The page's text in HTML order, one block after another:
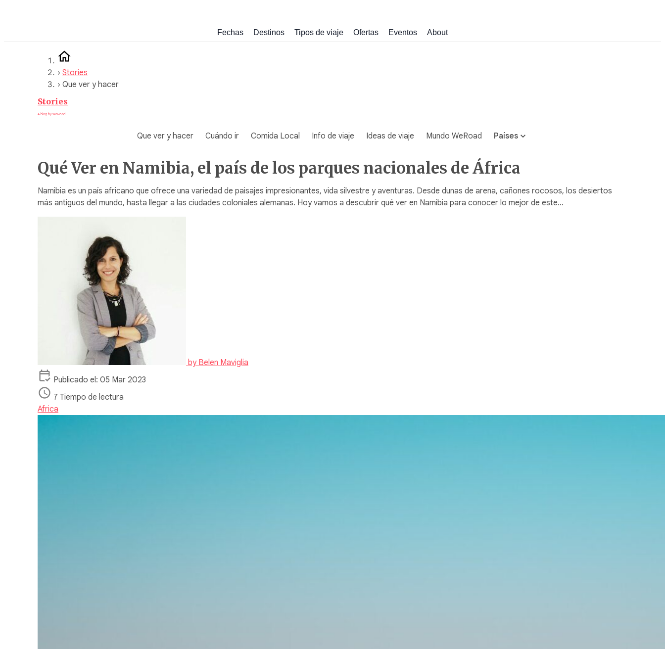
Fechas Destinos Tipos de viaje Ofertas Eventos About
› Stories
› Que ver y hacer
Stories
A blog by WeRoad
Que ver y hacer Cuándo ir Comida Local Info de viaje Ideas de viaje Mundo WeRoad Países
Qué Ver en Namibia, el país de los parques nacionales de África
Namibia es un país africano que ofrece una variedad de paisajes impresionantes, vida silvestre y aventuras. Desde dunas de arena, cañones rocosos, los desiertos
más antiguos del mundo, hasta llegar a las ciudades coloniales alemanas. Hoy vamos a descubrir qué ver en Namibia para conocer lo mejor de este…
by Belen Maviglia
Publicado el: 05 Mar 2023
7 Tiempo de lectura
Africa